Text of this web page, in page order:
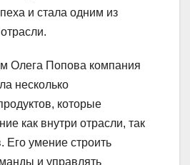
и стала одним из
Олега Попова компания
несколько
которые
как внутри отрасли, так
Его умение строить
и управлять